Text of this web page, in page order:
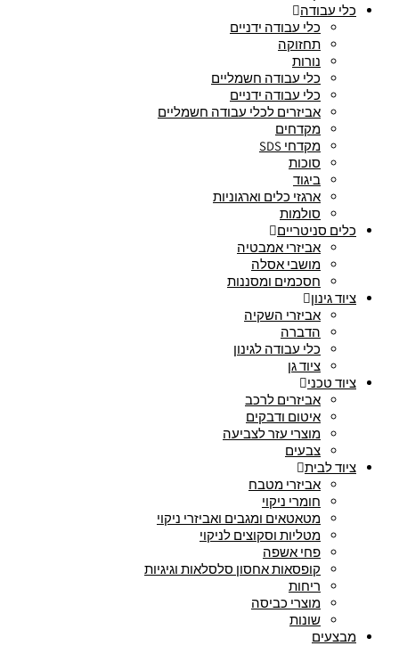
כלי עבודה
כלי עבודה ידניים
תחזוקה
נורות
כלי עבודה חשמליים
כלי עבודה ידניים
אביזרים לכלי עבודה חשמליים
מקדחים
מקדחי SDS
סוכות
ביגוד
ארגזי כלים וארגוניות
סולמות
כלים סניטריים
אביזרי אמבטיה
מושבי אסלה
חסכמים ומסננות
ציוד גינון
אביזרי השקיה
הדברה
כלי עבודה לגינון
ציוד גן
ציוד טכני
אביזרים לרכב
איטום ודבקים
מוצרי עזר לצביעה
צבעים
ציוד לבית
אביזרי מטבח
חומרי ניקוי
מטאטאים ומגבים ואביזרי ניקוי
מטליות וסקוצים לניקוי
פחי אשפה
קופסאות אחסון סלסלאות וגיגיות
ריחות
מוצרי כביסה
שונות
מבצעים